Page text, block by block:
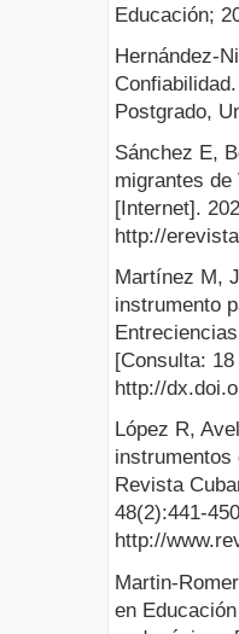
Educación;
Hernández-
Postgrado,
Sánchez E,
migrantes
[Internet].
http://
Martínez M,
instrumento
[Consulta:
http://
López R,
Revista
48(2):441-
http://
Martin-
en